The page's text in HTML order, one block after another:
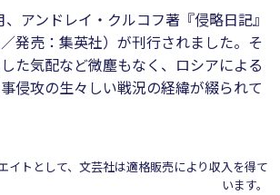
アンドレイ・クルコフ著『侵略日記』
／発売：集英社）が刊行されました。そ
た気配など微塵もなく、ロシアによる
侵攻の生々しい戦況の経緯が綴られて
イトとして、文芸社は適格販売により収入を得て
います。